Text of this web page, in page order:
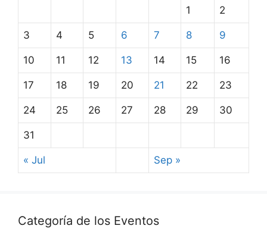
1 2
3 4 5 6 7 8 9
10 11 12 13 14 15 16
17 18 19 20 21 22 23
24 25 26 27 28 29 30
31
« Jul Sep »
Categoría de los Eventos